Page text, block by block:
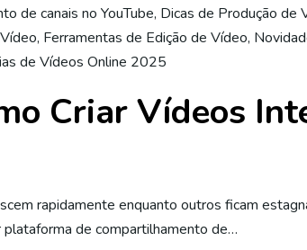
de canais no YouTube, Dicas de Produção de
, Ferramentas de Edição de Vídeo,
de Vídeos Online 2025
Criar Vídeos
rapidamente enquanto outros ficam
de compartilhamento de…